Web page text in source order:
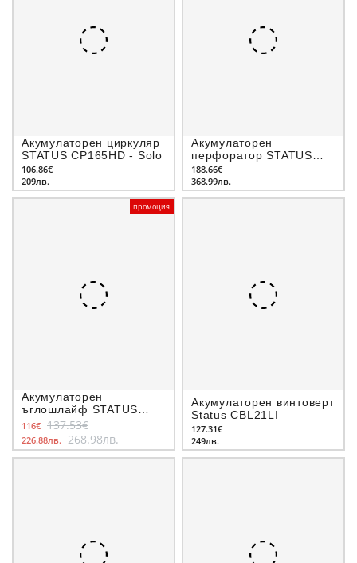
Акумулаторен циркуляр
STATUS CP165HD - Solo
106.86€
209лв.
Акумулаторен
перфоратор STATUS
MPB20
188.66€
368.99лв.
промоция
Акумулаторен
ъглошлайф STATUS
SH125E
116€ 137.53€
226.88лв. 268.98лв.
Акумулаторен винтоверт
Status CBL21LI
127.31€
249лв.